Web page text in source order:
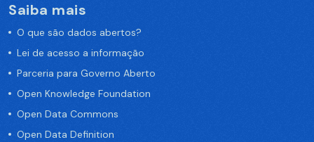
Saiba mais
O que são dados abertos?
Lei de acesso a informação
Parceria para Governo Aberto
Open Knowledge Foundation
Open Data Commons
Open Data Definition